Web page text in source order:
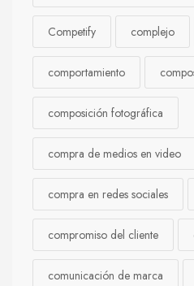
Competify complejo
comportamiento
composición fotográfica
compra de medios en video
compra en redes sociales
compromiso del cliente
comunicación de marca